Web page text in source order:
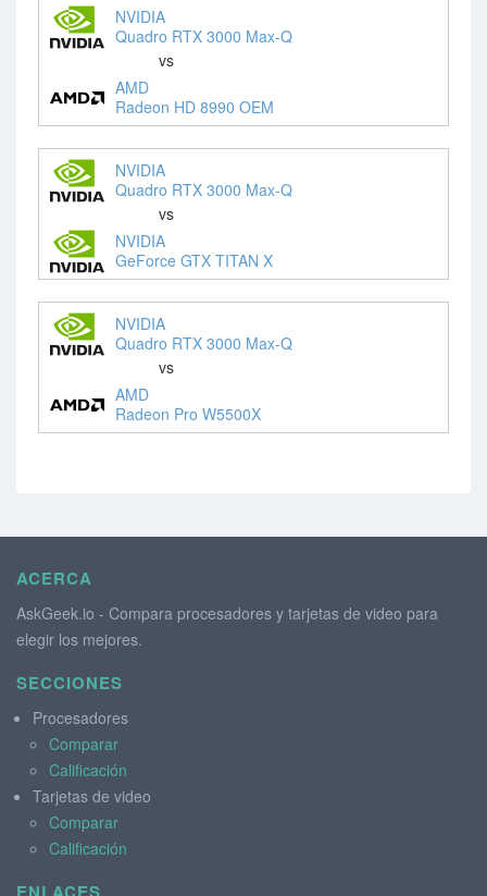
NVIDIA
Quadro RTX 3000 Max-Q
vs
AMD
Radeon HD 8990 OEM
NVIDIA
Quadro RTX 3000 Max-Q
vs
NVIDIA
GeForce GTX TITAN X
NVIDIA
Quadro RTX 3000 Max-Q
vs
AMD
Radeon Pro W5500X
ACERCA
AskGeek.io - Compara procesadores y tarjetas de video para
elegir los mejores.
SECCIONES
Procesadores
Comparar
Calificación
Tarjetas de video
Comparar
Calificación